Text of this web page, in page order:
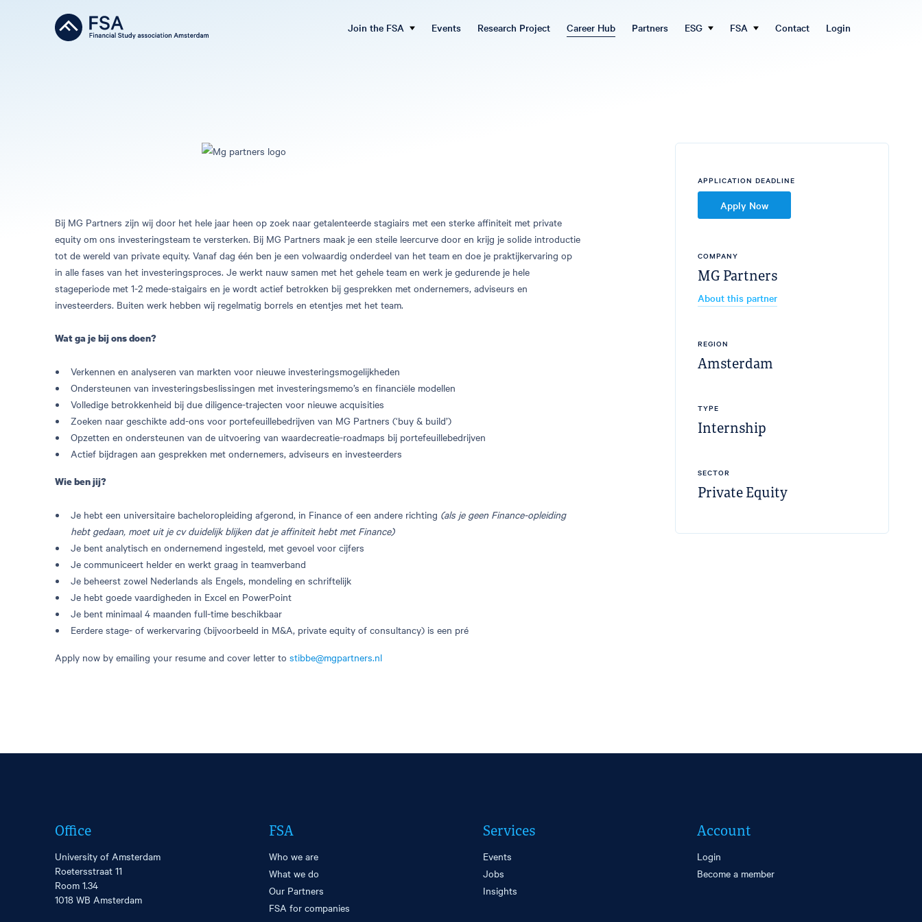
Join the FSA Events Research Project Career Hub Partners ESG FSA Contact Login
Bij MG Partners zijn wij door het hele jaar heen op zoek naar getalenteerde stagiairs met een sterke affiniteit met private
equity om ons investeringsteam te versterken. Bij MG Partners maak je een steile leercurve door en krijg je solide introductie
tot de wereld van private equity. Vanaf dag één ben je een volwaardig onderdeel van het team en doe je praktijkervaring op
in alle fases van het investeringsproces. Je werkt nauw samen met het gehele team en werk je gedurende je hele
stageperiode met 1-2 mede-staigairs en je wordt actief betrokken bij gesprekken met ondernemers, adviseurs en
investeerders. Buiten werk hebben wij regelmatig borrels en etentjes met het team.
Wat ga je bij ons doen?
Verkennen en analyseren van markten voor nieuwe investeringsmogelijkheden
Ondersteunen van investeringsbeslissingen met investeringsmemo’s en financiële modellen
Volledige betrokkenheid bij due diligence-trajecten voor nieuwe acquisities
Zoeken naar geschikte add-ons voor portefeuillebedrijven van MG Partners (‘buy & build’)
Opzetten en ondersteunen van de uitvoering van waardecreatie-roadmaps bij portefeuillebedrijven
Actief bijdragen aan gesprekken met ondernemers, adviseurs en investeerders
Wie ben jij?
Je hebt een universitaire bacheloropleiding afgerond, in Finance of een andere richting (als je geen Finance-opleiding
hebt gedaan, moet uit je cv duidelijk blijken dat je affiniteit hebt met Finance)
Je bent analytisch en ondernemend ingesteld, met gevoel voor cijfers
Je communiceert helder en werkt graag in teamverband
Je beheerst zowel Nederlands als Engels, mondeling en schriftelijk
Je hebt goede vaardigheden in Excel en PowerPoint
Je bent minimaal 4 maanden full-time beschikbaar
Eerdere stage- of werkervaring (bijvoorbeeld in M&A, private equity of consultancy) is een pré
Apply now by emailing your resume and cover letter to stibbe@mgpartners.nl
APPLICATION DEADLINE
Apply Now
COMPANY
MG Partners
About this partner
REGION
Amsterdam
TYPE
Internship
SECTOR
Private Equity
Office
University of Amsterdam
Roetersstraat 11
Room 1.34
1018 WB Amsterdam
FSA
Who we are
What we do
Our Partners
FSA for companies
Services
Events
Jobs
Insights
Account
Login
Become a member